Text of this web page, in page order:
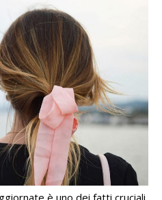
è uno dei fatti cruciali.